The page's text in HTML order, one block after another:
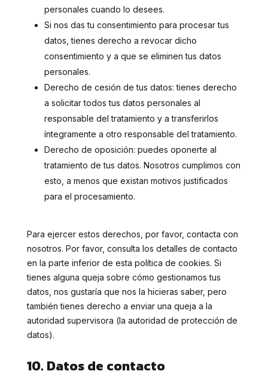
personales cuando lo desees.
Si nos das tu consentimiento para procesar tus
datos, tienes derecho a revocar dicho
consentimiento y a que se eliminen tus datos
personales.
Derecho de cesión de tus datos: tienes derecho
a solicitar todos tus datos personales al
responsable del tratamiento y a transferirlos
íntegramente a otro responsable del tratamiento.
Derecho de oposición: puedes oponerte al
tratamiento de tus datos. Nosotros cumplimos con
esto, a menos que existan motivos justificados
para el procesamiento.
Para ejercer estos derechos, por favor, contacta con
nosotros. Por favor, consulta los detalles de contacto
en la parte inferior de esta política de cookies. Si
tienes alguna queja sobre cómo gestionamos tus
datos, nos gustaría que nos la hicieras saber, pero
también tienes derecho a enviar una queja a la
autoridad supervisora (la autoridad de protección de
datos).
10. Datos de contacto